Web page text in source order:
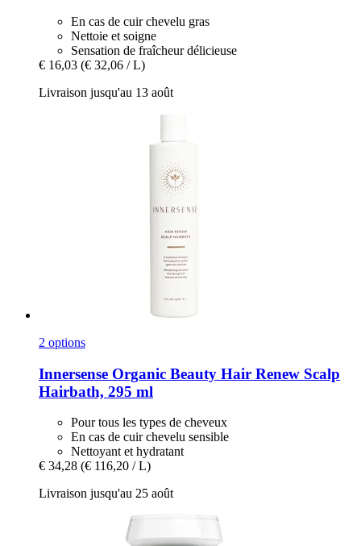
En cas de cuir chevelu gras
Nettoie et soigne
Sensation de fraîcheur délicieuse
€ 16,03 (€ 32,06 / L)
Livraison jusqu'au 13 août
2 options
Innersense Organic Beauty Hair Renew Scalp
Hairbath, 295 ml
Pour tous les types de cheveux
En cas de cuir chevelu sensible
Nettoyant et hydratant
€ 34,28 (€ 116,20 / L)
Livraison jusqu'au 25 août